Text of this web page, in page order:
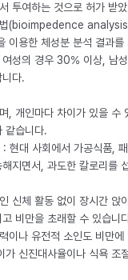
투여하는 것으로 허가 받
(bioimpedence
이용한 체성분 분석 결과를
여성의 경우 30% 이상, 남
다.
, 개인마다 차이가 있을 수
같습니다.
현대 사회에서 가공식품,
지면서, 과도한 칼로리를
신체 활동 없이 장시간 앉
비만을 초래할 수 있습니
이나 유전적 소인도 비만에
가 신진대사율이나 식욕 조